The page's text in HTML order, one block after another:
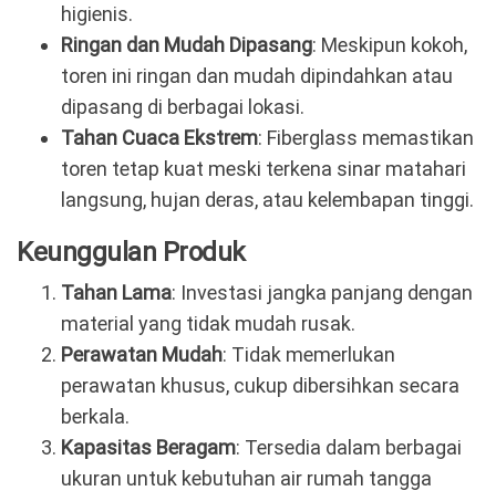
higienis.
Ringan dan Mudah Dipasang: Meskipun kokoh,
toren ini ringan dan mudah dipindahkan atau
dipasang di berbagai lokasi.
Tahan Cuaca Ekstrem: Fiberglass memastikan
toren tetap kuat meski terkena sinar matahari
langsung, hujan deras, atau kelembapan tinggi.
Keunggulan Produk
Tahan Lama: Investasi jangka panjang dengan
material yang tidak mudah rusak.
Perawatan Mudah: Tidak memerlukan
perawatan khusus, cukup dibersihkan secara
berkala.
Kapasitas Beragam: Tersedia dalam berbagai
ukuran untuk kebutuhan air rumah tangga